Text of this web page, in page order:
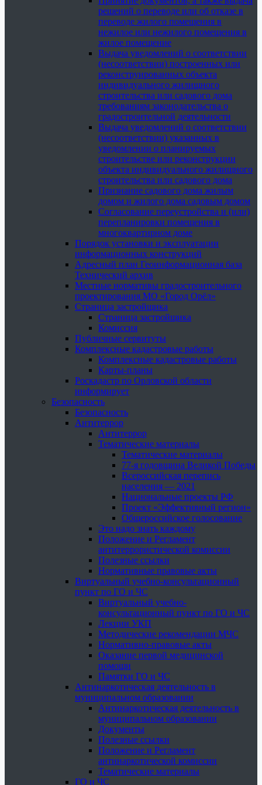
решений о переводе или об отказе в
переводе жилого помещения в
нежилое или нежилого помещения в
жилое помещение
Выдача уведомлений о соответствии
(несоответствии) построенных или
реконструированных объекта
индивидуального жилищного
строительства или садового дома
требованиям законодательства о
градостроительной деятельности
Выдача уведомлений о соответствии
(несоответствии) указанных в
уведомлении о планируемых
строительстве или реконструкции
объекта индивидуального жилищного
строительства или садового дома
Признание садового дома жилым
домом и жилого дома садовым домом
Согласование переустройства и (или)
перепланировки помещения в
многоквартирном доме
Порядок установки и эксплуатации
информационных конструкций
Адресный план Геоинформационная база
Технический архив
Местные нормативы градостроительного
проектирования МО «Город Орёл»
Страница застройщика
Страница застройщика
Комиссия
Публичные сервитуты
Комплексные кадастровые работы
Комплексные кадастровые работы
Карты-планы
Роскадастр по Орловской области
информирует
Безопасность
Безопасность
Антитеррор
Антитеррор
Тематические материалы
Тематические материалы
77-я годовщина Великой Победы
Всероссийская перепись
населения — 2021
Национальные проекты РФ
Проект «Эффективный регион»
Общероссийское голосование
Это надо знать каждому
Положение и Регламент
антитеррористической комиссии
Полезные ссылки
Нормативные правовые акты
Виртуальный учебно-консультационный
пункт по ГО и ЧС
Виртуальный учебно-
консультационный пункт по ГО и ЧС
Лекции УКП
Методические рекомендации МЧС
Нормативно-правовые акты
Оказание первой медицинской
помощи
Памятки ГО и ЧС
Антинаркотическая деятельность в
муниципальном образовании
Антинаркотическая деятельность в
муниципальном образовании
Документы
Полезные ссылки
Положение и Регламент
антинаркотической комиссии
Тематические материалы
ГО и ЧС